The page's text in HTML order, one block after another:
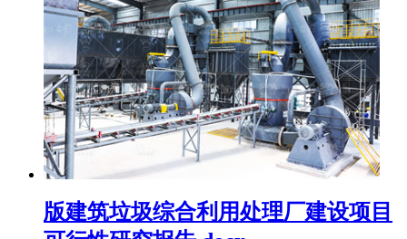
版建筑垃圾综合利用处理厂建设项目